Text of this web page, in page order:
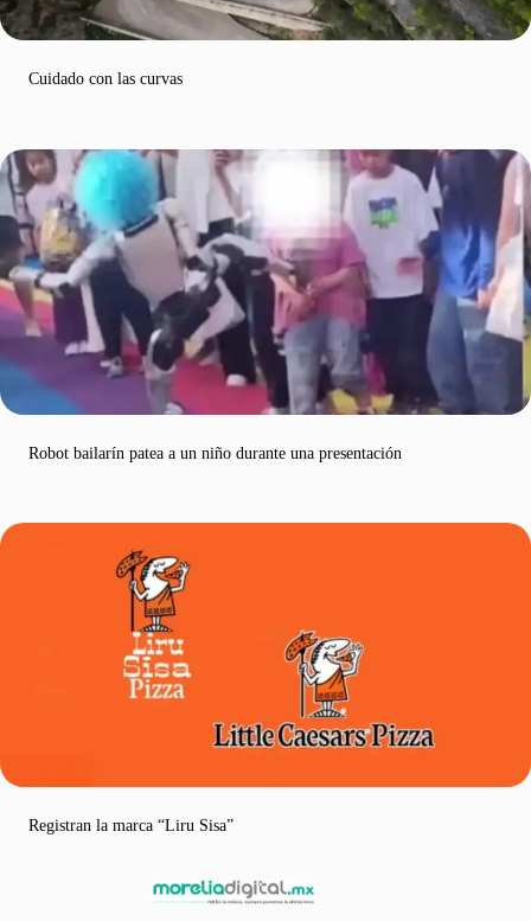
Cuidado con las curvas
Robot bailarín patea a un niño durante una presentación
Registran la marca “Liru Sisa”